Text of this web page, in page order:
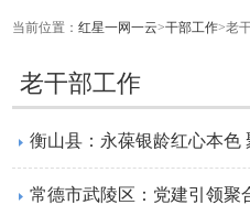
当前位置： 红星一网一云>干部工作>老
老干部工作
衡山县：永葆银龄红心本色
常德市武陵区：党建引领聚